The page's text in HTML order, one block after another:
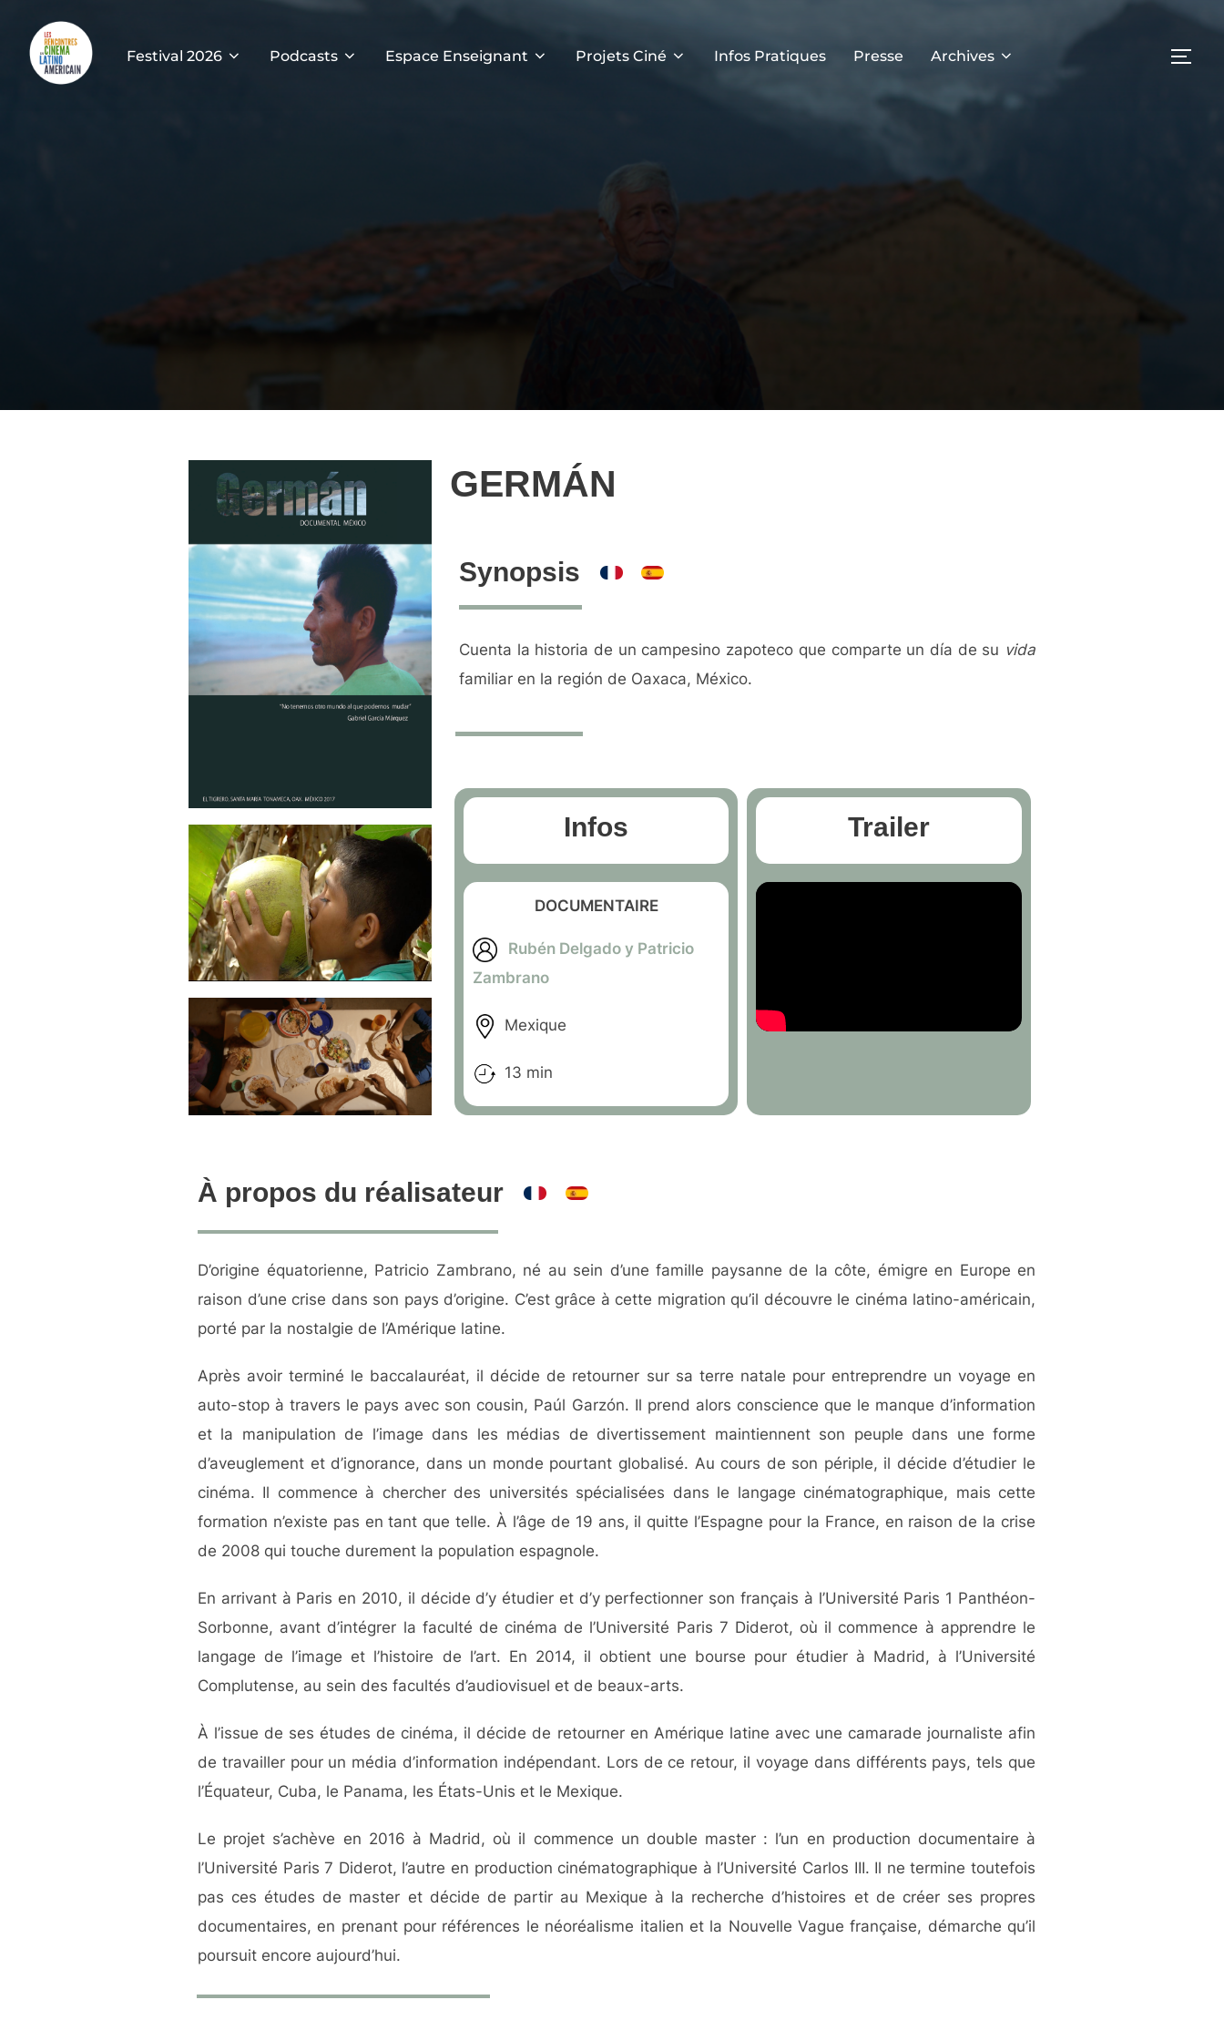
Festival 2026 Podcasts Espace Enseignant Projets Ciné Infos Pratiques Presse Archives
GERMÁN
Synopsis
Cuenta la historia de un campesino zapoteco que comparte un día de su vida
familiar en la región de Oaxaca, México.
Infos
DOCUMENTAIRE
Rubén Delgado y Patricio
Zambrano
Mexique
13 min
Trailer
À propos du réalisateur
D’origine équatorienne, Patricio Zambrano, né au sein d’une famille paysanne de la côte, émigre en Europe en
raison d’une crise dans son pays d’origine. C’est grâce à cette migration qu’il découvre le cinéma latino-américain,
porté par la nostalgie de l’Amérique latine.
Après avoir terminé le baccalauréat, il décide de retourner sur sa terre natale pour entreprendre un voyage en
auto-stop à travers le pays avec son cousin, Paúl Garzón. Il prend alors conscience que le manque d’information
et la manipulation de l’image dans les médias de divertissement maintiennent son peuple dans une forme
d’aveuglement et d’ignorance, dans un monde pourtant globalisé. Au cours de son périple, il décide d’étudier le
cinéma. Il commence à chercher des universités spécialisées dans le langage cinématographique, mais cette
formation n’existe pas en tant que telle. À l’âge de 19 ans, il quitte l’Espagne pour la France, en raison de la crise
de 2008 qui touche durement la population espagnole.
En arrivant à Paris en 2010, il décide d’y étudier et d’y perfectionner son français à l’Université Paris 1 Panthéon-
Sorbonne, avant d’intégrer la faculté de cinéma de l’Université Paris 7 Diderot, où il commence à apprendre le
langage de l’image et l’histoire de l’art. En 2014, il obtient une bourse pour étudier à Madrid, à l’Université
Complutense, au sein des facultés d’audiovisuel et de beaux-arts.
À l’issue de ses études de cinéma, il décide de retourner en Amérique latine avec une camarade journaliste afin
de travailler pour un média d’information indépendant. Lors de ce retour, il voyage dans différents pays, tels que
l’Équateur, Cuba, le Panama, les États-Unis et le Mexique.
Le projet s’achève en 2016 à Madrid, où il commence un double master : l’un en production documentaire à
l’Université Paris 7 Diderot, l’autre en production cinématographique à l’Université Carlos III. Il ne termine toutefois
pas ces études de master et décide de partir au Mexique à la recherche d’histoires et de créer ses propres
documentaires, en prenant pour références le néoréalisme italien et la Nouvelle Vague française, démarche qu’il
poursuit encore aujourd’hui.